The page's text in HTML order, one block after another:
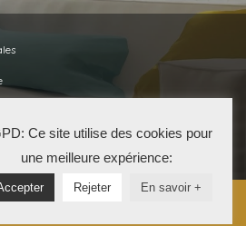
Ce site utilise des cookies pour
une meilleure expérience:
Rejeter En savoir +